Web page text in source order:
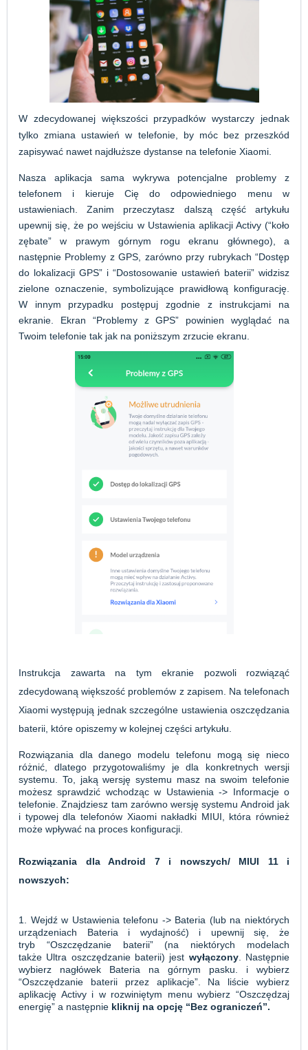
W zdecydowanej większości przypadków wystarczy jednak
tylko zmiana ustawień w telefonie, by móc bez przeszkód
zapisywać nawet najdłuższe dystanse na telefonie Xiaomi.
Nasza aplikacja sama wykrywa potencjalne problemy z
telefonem i kieruje Cię do odpowiedniego menu w
ustawieniach. Zanim przeczytasz dalszą część artykułu
upewnij się, że po wejściu w Ustawienia aplikacji Activy (“koło
zębate” w prawym górnym rogu ekranu głównego), a
następnie Problemy z GPS, zarówno przy rubrykach “Dostęp
do lokalizacji GPS” i “Dostosowanie ustawień baterii” widzisz
zielone oznaczenie, symbolizujące prawidłową konfigurację.
W innym przypadku postępuj zgodnie z instrukcjami na
ekranie. Ekran “Problemy z GPS” powinien wyglądać na
Twoim telefonie tak jak na poniższym zrzucie ekranu.
Instrukcja zawarta na tym ekranie pozwoli rozwiąząć
zdecydowaną większość problemów z zapisem. Na telefonach
Xiaomi występują jednak szczególne ustawienia oszczędzania
baterii, które opiszemy w kolejnej części artykułu.
Rozwiązania dla danego modelu telefonu mogą się nieco
różnić, dlatego przygotowaliśmy je dla konkretnych wersji
systemu. To, jaką wersję systemu masz na swoim telefonie
możesz sprawdzić wchodząc w Ustawienia -> Informacje o
telefonie. Znajdziesz tam zarówno wersję systemu Android jak
i typowej dla telefonów Xiaomi nakładki MIUI, która również
może wpływać na proces konfiguracji.
Rozwiązania dla Android 7 i nowszych/ MIUI 11 i
nowszych:
1. Wejdź w Ustawienia telefonu -> Bateria (lub na niektórych
urządzeniach Bateria i wydajność) i upewnij się, że
tryb “Oszczędzanie baterii” (na niektórych modelach
także Ultra oszczędzanie baterii) jest wyłączony. Następnie
wybierz nagłówek Bateria na górnym pasku. i wybierz
“Oszczędzanie baterii przez aplikacje”. Na liście wybierz
aplikację Activy i w rozwiniętym menu wybierz “Oszczędzaj
energię” a następnie kliknij na opcję “Bez ograniczeń”.